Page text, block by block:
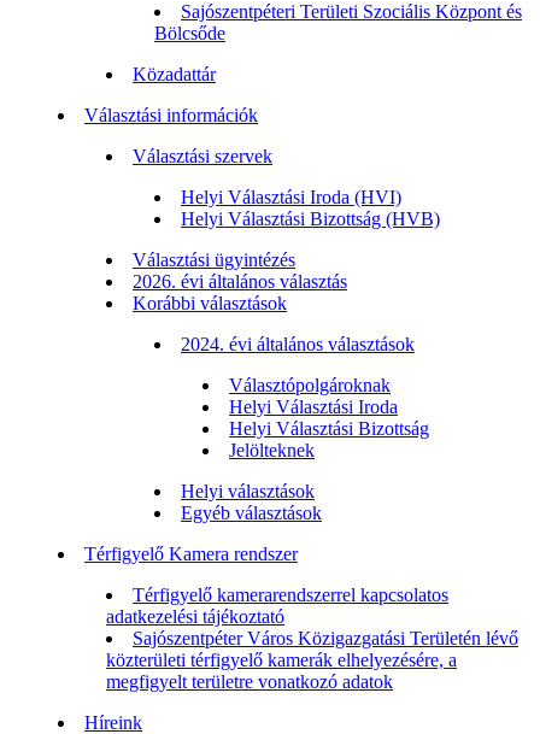
Sajószentpéteri Területi Szociális Központ és
Bölcsőde
Közadattár
Választási információk
Választási szervek
Helyi Választási Iroda (HVI)
Helyi Választási Bizottság (HVB)
Választási ügyintézés
2026. évi általános választás
Korábbi választások
2024. évi általános választások
Választópolgároknak
Helyi Választási Iroda
Helyi Választási Bizottság
Jelölteknek
Helyi választások
Egyéb választások
Térfigyelő Kamera rendszer
Térfigyelő kamerarendszerrel kapcsolatos
adatkezelési tájékoztató
Sajószentpéter Város Közigazgatási Területén lévő
közterületi térfigyelő kamerák elhelyezésére, a
megfigyelt területre vonatkozó adatok
Híreink